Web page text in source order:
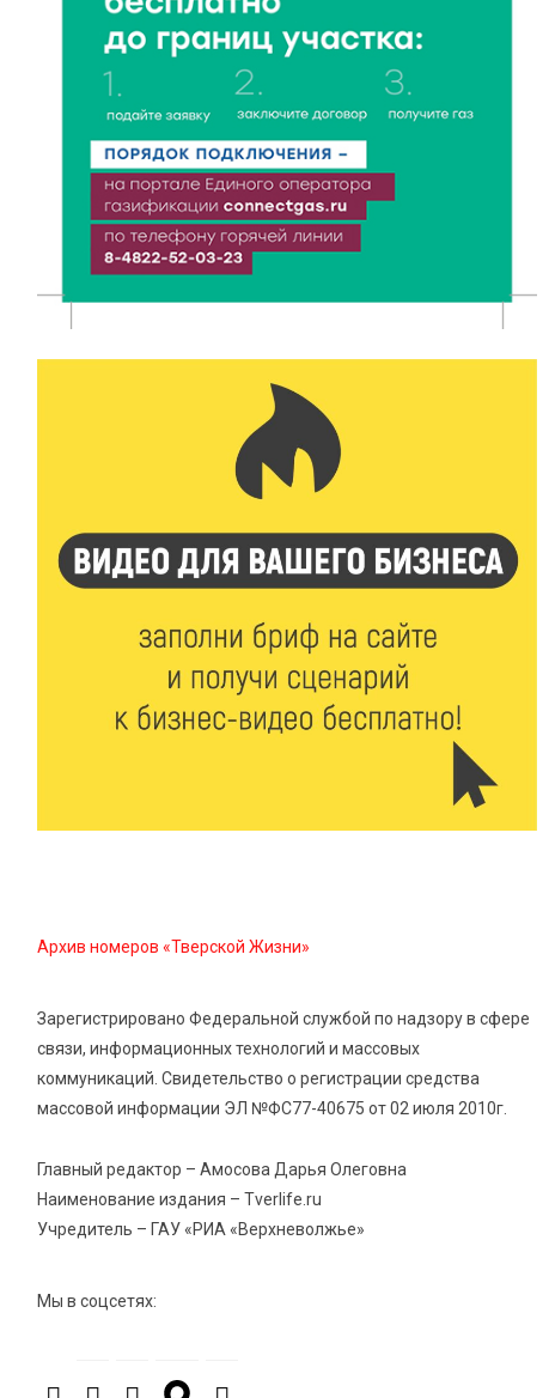
состояние СШОР по гребле в Твери
6 Авг 2026 17:01 214
День рождения Светофора: в детском саду № 6
6 Авг 2026 16:41 350
В Твери пройдёт дополнительный день приёма в
колледжи
Исследование: ежемесячная смена категорий
кешбэка создает волны спроса
336
Тверские «Романтики» покорили Витебск своей
6 Авг 2026 16:08 398
Виталий Королев наградил строителей и
анонсировал новые проекты
6 Авг 2026 16:02 150
Голубев проверил школы и детсады Зубцова к 1
сентября
6 Авг 2026 15:01 239
Владимира Васильева о героях СВО проходит в РГБ
6 Авг 2026 14:55 239
6 Авг 2026 14:01
Архив номеров «Тверской Жизни»
Зарегистрировано Федеральной службой по надзору в сфере
связи, информационных технологий и массовых
коммуникаций. Свидетельство о регистрации средства
массовой информации ЭЛ №ФС77-40675 от 02 июля 2010г.
Главный редактор – Амосова Дарья Олеговна
Наименование издания – Tverlife.ru
Учредитель – ГАУ «РИА «Верхневолжье»
Мы в соцсетях: